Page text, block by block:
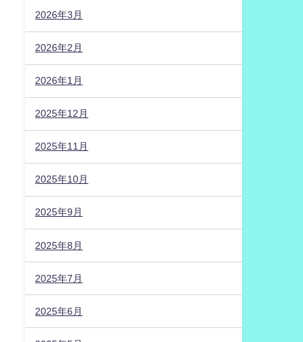
2026年3月
2026年2月
2026年1月
2025年12月
2025年11月
2025年10月
2025年9月
2025年8月
2025年7月
2025年6月